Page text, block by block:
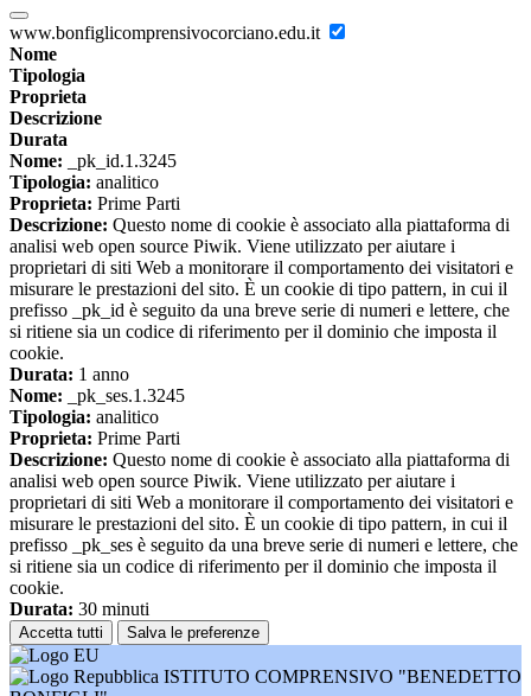
www.bonfiglicomprensivocorciano.edu.it
Nome
Tipologia
Proprieta
Descrizione
Durata
Nome: _pk_id.1.3245
Tipologia: analitico
Proprieta: Prime Parti
Descrizione: Questo nome di cookie è associato alla piattaforma di
analisi web open source Piwik. Viene utilizzato per aiutare i
proprietari di siti Web a monitorare il comportamento dei visitatori e
misurare le prestazioni del sito. È un cookie di tipo pattern, in cui il
prefisso _pk_id è seguito da una breve serie di numeri e lettere, che
si ritiene sia un codice di riferimento per il dominio che imposta il
cookie.
Durata: 1 anno
Nome: _pk_ses.1.3245
Tipologia: analitico
Proprieta: Prime Parti
Descrizione: Questo nome di cookie è associato alla piattaforma di
analisi web open source Piwik. Viene utilizzato per aiutare i
proprietari di siti Web a monitorare il comportamento dei visitatori e
misurare le prestazioni del sito. È un cookie di tipo pattern, in cui il
prefisso _pk_ses è seguito da una breve serie di numeri e lettere, che
si ritiene sia un codice di riferimento per il dominio che imposta il
cookie.
Durata: 30 minuti
Accetta tutti Salva le preferenze
ISTITUTO COMPRENSIVO "BENEDETTO